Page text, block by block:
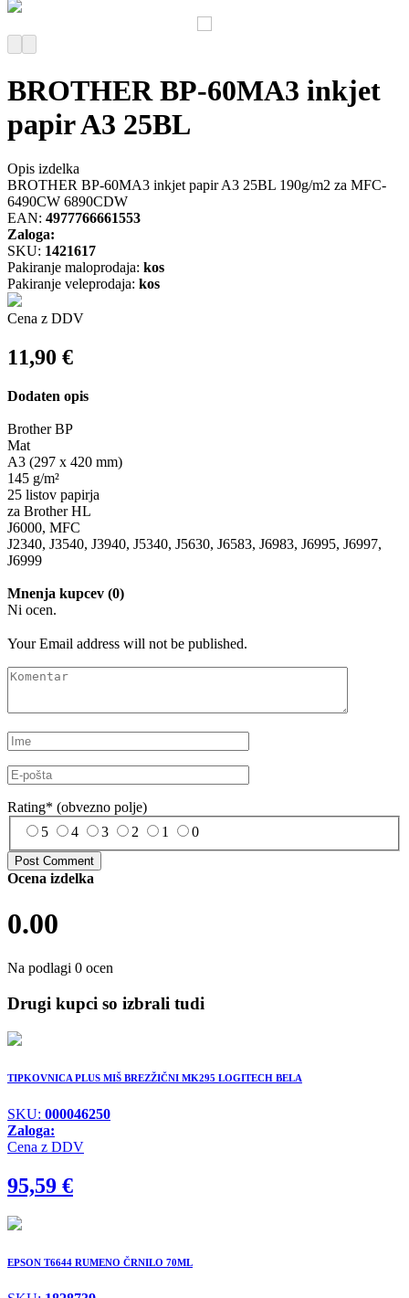
BROTHER BP-60MA3 inkjet
papir A3 25BL
Opis izdelka
BROTHER BP-60MA3 inkjet papir A3 25BL 190g/m2 za MFC-
6490CW 6890CDW
EAN: 4977766661553
Zaloga:
SKU: 1421617
Pakiranje maloprodaja: kos
Pakiranje veleprodaja: kos
Cena z DDV
11,90 €
Dodaten opis
Brother BP
Mat
A3 (297 x 420 mm)
145 g/m²
25 listov papirja
za Brother HL
J6000, MFC
J2340, J3540, J3940, J5340, J5630, J6583, J6983, J6995, J6997,
J6999
Mnenja kupcev (0)
Ni ocen.
Your Email address will not be published.
Rating* (obvezno polje)
5
4 3 2 1 0
Ocena izdelka
0.00
Na podlagi 0 ocen
Drugi kupci so izbrali tudi
TIPKOVNICA PLUS MIŠ BREZŽIČNI MK295 LOGITECH BELA
SKU: 000046250
Zaloga:
Cena z DDV
95,59 €
EPSON T6644 RUMENO ČRNILO 70ML